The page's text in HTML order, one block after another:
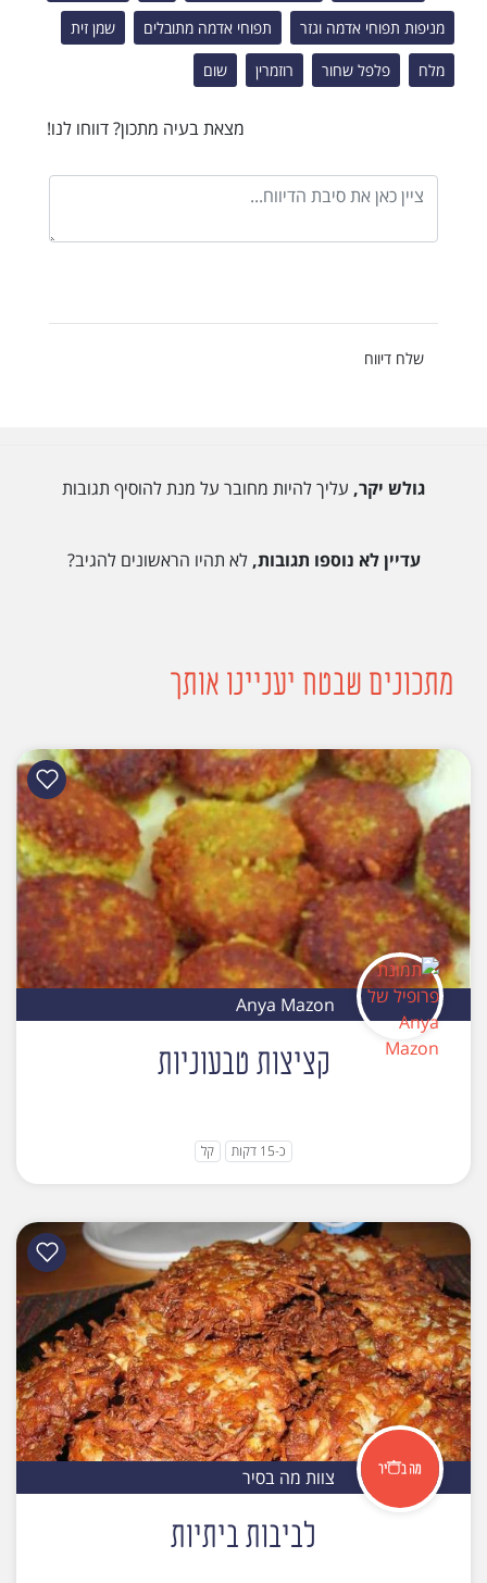
מניפות תפוחי אדמה וגזר תפוחי אדמה מתובלים שמן זית
מלח פלפל שחור רוזמרין שום
מצאת בעיה מתכון? דווחו לנו!
שלח דיווח
גולש יקר, עליך להיות מחובר על מנת להוסיף תגובות
עדיין לא נוספו תגובות,לא תהיו הראשונים להגיב?
מתכונים שבטח יעניינו אותך
Anya Mazon
קציצות טבעוניות
כ-15 דקות קל
צוות מה בסיר
לביבות ביתיות